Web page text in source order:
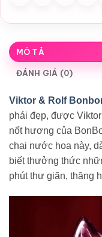
MÔ TẢ
ĐÁNH GIÁ (0)
Viktor & Rolf
phái đẹp, được
nốt hương của
chai nước hoa này,
biết thưởng thức
phút thư giãn, thăng